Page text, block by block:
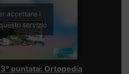
accettare i
servizio
puntata: Ortopedia